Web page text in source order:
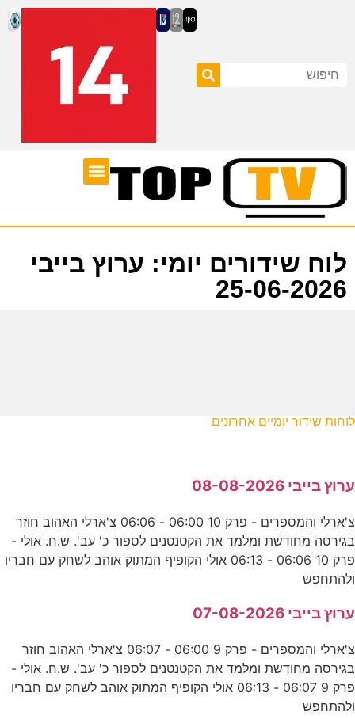
לוח שידורים יומי: ערוץ בייבי
25-06-2026
לוחות שידור יומיים אחרונים
ערוץ בייבי 08-08-2026
צ'ארלי והמספרים - פרק 10 06:00 - 06:06 צ'ארלי האהוב חוזר
בגירסה מחודשת ומלמד את הקטנטנים לספור כ' עב'. ש.ח. אולי -
פרק 10 06:06 - 06:13 אולי הקופיף המתוק אוהב לשחק עם חבריו
ולהתחפש
ערוץ בייבי 07-08-2026
צ'ארלי והמספרים - פרק 9 06:00 - 06:07 צ'ארלי האהוב חוזר
בגירסה מחודשת ומלמד את הקטנטנים לספור כ' עב'. ש.ח. אולי -
פרק 9 06:07 - 06:13 אולי הקופיף המתוק אוהב לשחק עם חבריו
ולהתחפש